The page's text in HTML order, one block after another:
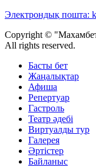
Электрондық пошта:
Copyright ©
All rights reserved.
Басты бет
Жаңалықтар
Афиша
Репертуар
Гастроль
Театр әдебі
Виртуалды тур
Галерея
Әртістер
Байланыс